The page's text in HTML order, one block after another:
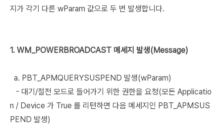
지가 각기 다른 wParam 값으로 두 번 발생합니다.
1. WM_POWERBROADCAST 메세지 발생(Message)
a. PBT_APMQUERYSUSPEND 발생(wParam)
- 대기/절전 모드로 들어가기 위한 권한을 요청(모든 Applicatio
n / Device 가 True 를 리턴하면 다음 메세지인 PBT_APMSUS
PEND 발생)